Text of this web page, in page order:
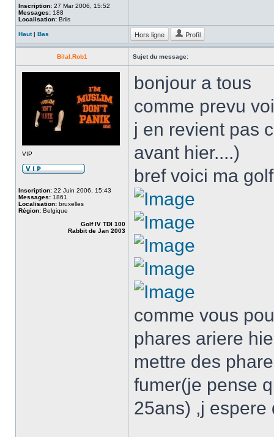
Inscription: 27 Mar 2006, 15:52
Messages: 188
Localisation: Briis
Haut| Bas Hors ligne Profil
Bilal.Rob1 Sujet du message:
VIP
Inscription: 22 Juin 2006, 15:43
Messages: 1861
Localisation: bruxelles
Région: Belgique
Golf IV TDI 100
Rabbit de Jan 2003
bonjour a tous
comme prevu
j en revient pas
avant hier....)
bref voici ma golf
comme vous
phares ariere
mettre des
fumer(je pense
25ans) ,j espere